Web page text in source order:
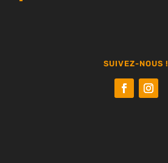
SUIVEZ-NOUS !